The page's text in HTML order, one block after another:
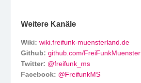
Weitere Kanäle
Wiki: wiki.freifunk-muensterland.de
Github: github.com/FreiFunkMuenster
Twitter: @freifunk_ms
Facebook: @FreifunkMS